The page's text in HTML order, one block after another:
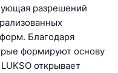
разрешений
Благодаря
формируют основу
открывает